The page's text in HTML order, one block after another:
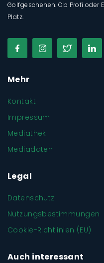
Golfgeschehen. Ob Profi oder
Platz.
Mehr
Kontakt
Impressum
Mediathek
Mediadaten
Legal
Datenschutz
Nutzungsbestimmungen
Cookie-Richtlinien (EU)
Auch interessant